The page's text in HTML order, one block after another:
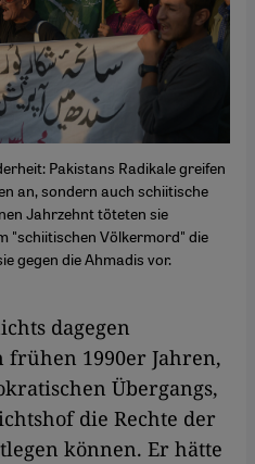
Pakistans Radikale greifen
an, sondern auch schiitische
Jahrzehnt töteten sie
"schiitischen Völkermord" die
gegen die Ahmadis vor.
dagegen
1990er Jahren,
Übergangs,
die Rechte der
können. Er hätte